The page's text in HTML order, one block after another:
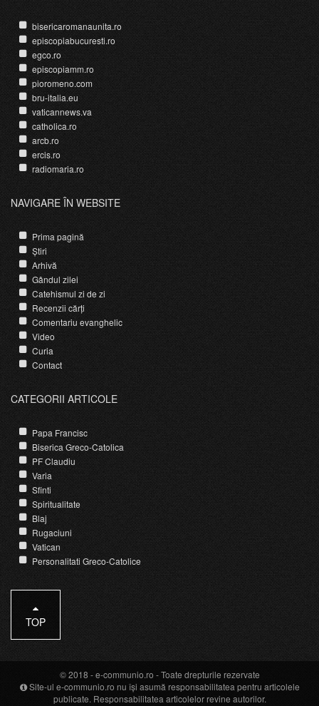
bisericaromanaunita.ro
episcopiabucuresti.ro
egco.ro
episcopiamm.ro
pioromeno.com
bru-italia.eu
vaticannews.va
catholica.ro
arcb.ro
ercis.ro
radiomaria.ro
NAVIGARE ÎN WEBSITE
Prima pagină
Știri
Arhivă
Gândul zilei
Catehismul zi de zi
Recenzii cărți
Comentariu evanghelic
Video
Curia
Contact
CATEGORII ARTICOLE
Papa Francisc
Biserica Greco-Catolica
PF Claudiu
Varia
Sfinti
Spiritualitate
Blaj
Rugaciuni
Vatican
Personalitati Greco-Catolice
TOP
© 2018 -e-communio.ro - Toate drepturile rezervate
Site-ul e-communio.ro nu își asumă responsabilitatea pentru articolele
publicate. Responsabilitatea articolelor revine autorilor.